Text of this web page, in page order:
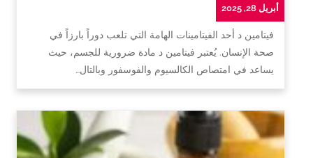
أبريل 28, 2025
فيتامين د أحد الفيتامينات الهامة التي تلعب دوراً بارزاً في
صحة الإنسان. يُعتبر فيتامين د مادة ضرورية للجسم، حيث
يساعد في امتصاص الكالسيوم والفوسفور وبالتال…